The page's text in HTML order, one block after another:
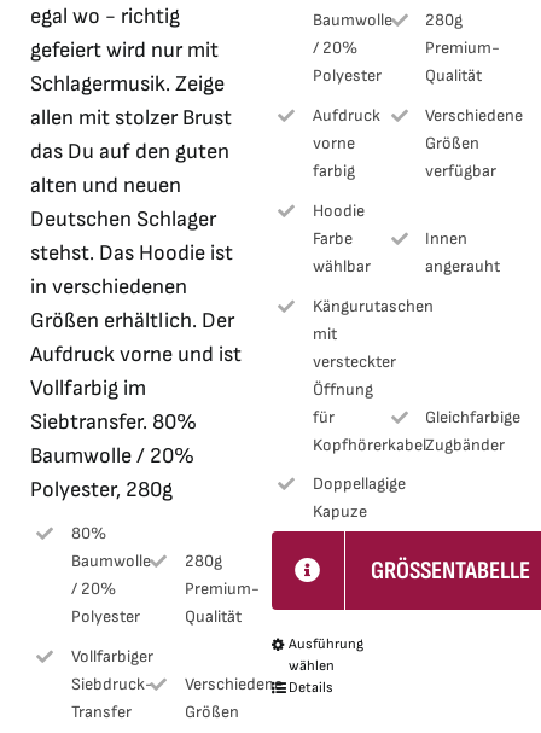
egal wo - richtig
gefeiert wird nur mit
Schlagermusik. Zeige
allen mit stolzer Brust
das Du auf den guten
alten und neuen
Deutschen Schlager
stehst. Das Hoodie ist
in verschiedenen
Größen erhältlich. Der
Aufdruck vorne und ist
Vollfarbig im
Siebtransfer. 80%
Baumwolle / 20%
Polyester, 280g
80%
Baumwolle
/ 20%
Polyester
280g
Premium-
Qualität
Vollfarbiger
Siebdruck-
Transfer
Verschiedene
Größen
Baumwolle
/ 20%
Polyester
280g
Premium-
Qualität
Aufdruck
vorne
farbig
Verschiedene
Größen
verfügbar
Hoodie
Farbe
wählbar
Innen
angerauht
Kängurutaschen
mit
versteckter
Öffnung
für
Kopfhörerkabel
Gleichfarbige
Zugbänder
Doppellagige
Kapuze
GRÖSSENTABELLE
Ausführung
wählen
Details